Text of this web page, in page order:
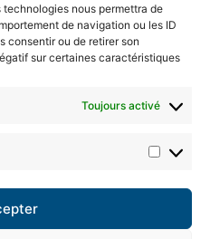
nous permettra de
de navigation ou les ID
consentir ou de retirer son
sur certaines caractéristiques
Toujours activé